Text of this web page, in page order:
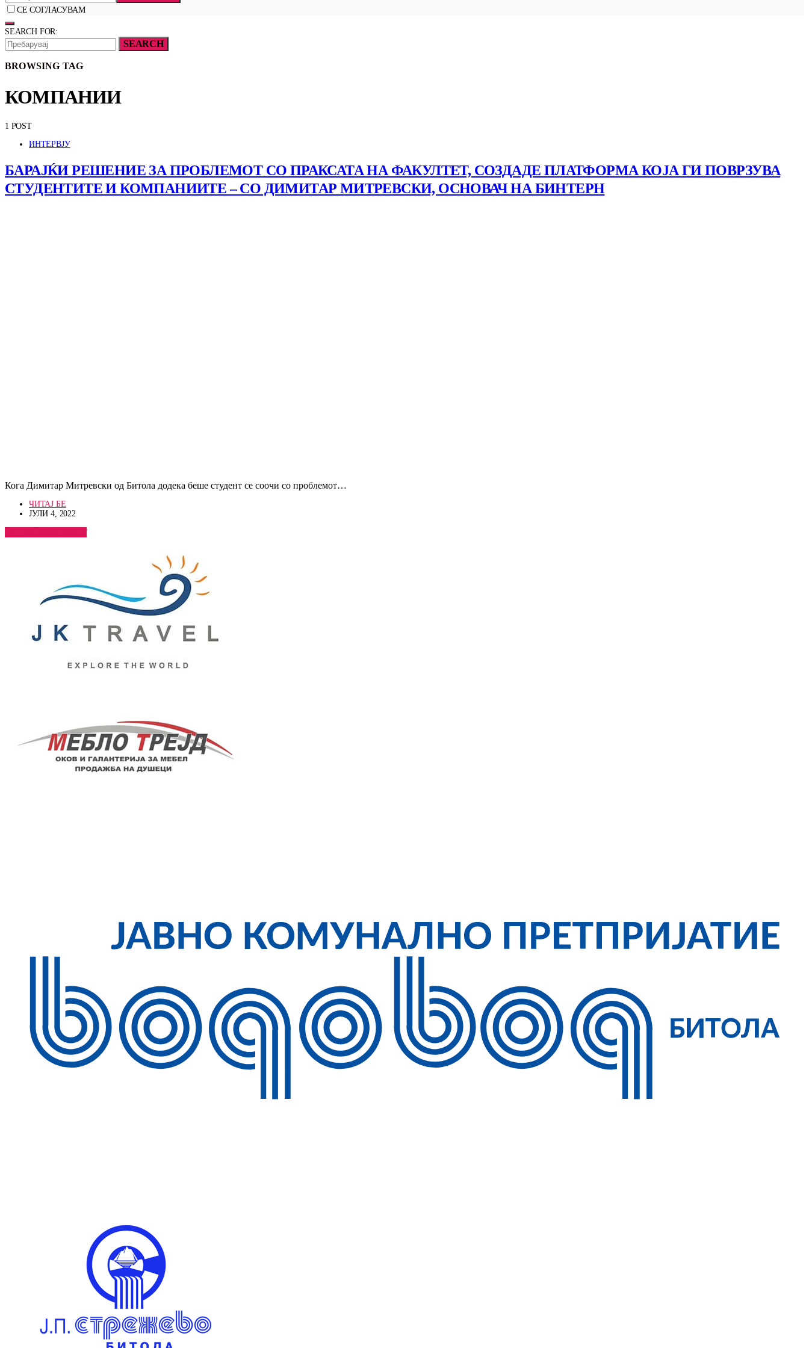
СЕ СОГЛАСУВАМ
SEARCH FOR:
SEARCH
BROWSING TAG
КОМПАНИИ
1 POST
ИНТЕРВЈУ
БАРАЈЌИ РЕШЕНИЕ ЗА ПРОБЛЕМОТ СО ПРАКСАТА НА ФАКУЛТЕТ, СОЗДАДЕ ПЛАТФОРМА КОЈА ГИ ПОВРЗУВА
СТУДЕНТИТЕ И КОМПАНИИТЕ – СО ДИМИТАР МИТРЕВСКИ, ОСНОВАЧ НА БИНТЕРН
Кога Димитар Митревски од Битола додека беше студент се соочи со проблемот…
ЧИТАЈ БЕ
ЈУЛИ 4, 2022
ПОГЛЕДНИ ВЕСТ